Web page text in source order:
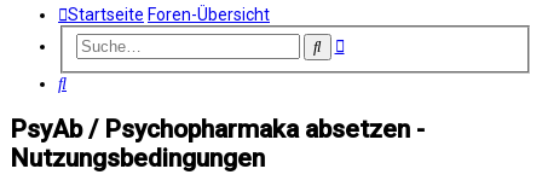
Startseite Foren-Übersicht
SucheErweiterte
Suche
PsyAb / Psychopharmaka absetzen -
Nutzungsbedingungen